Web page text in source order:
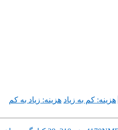
هزینه: کم به زیاد هزینه: زیاد به کم